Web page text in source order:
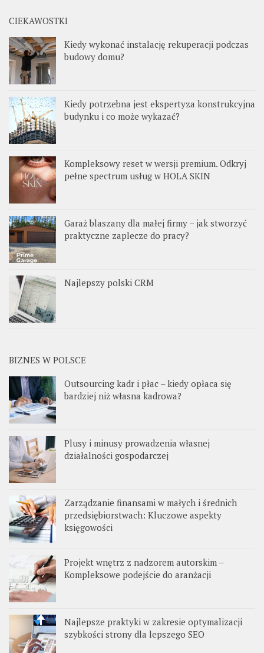
CIEKAWOSTKI
Kiedy wykonać instalację rekuperacji podczas
budowy domu?
Kiedy potrzebna jest ekspertyza konstrukcyjna
budynku i co może wykazać?
Kompleksowy reset w wersji premium. Odkryj
pełne spectrum usług w HOLA SKIN
Garaż blaszany dla małej firmy – jak stworzyć
praktyczne zaplecze do pracy?
Najlepszy polski CRM
BIZNES W POLSCE
Outsourcing kadr i płac – kiedy opłaca się
bardziej niż własna kadrowa?
Plusy i minusy prowadzenia własnej
działalności gospodarczej
Zarządzanie finansami w małych i średnich
przedsiębiorstwach: Kluczowe aspekty
księgowości
Projekt wnętrz z nadzorem autorskim –
Kompleksowe podejście do aranżacji
Najlepsze praktyki w zakresie optymalizacji
szybkości strony dla lepszego SEO